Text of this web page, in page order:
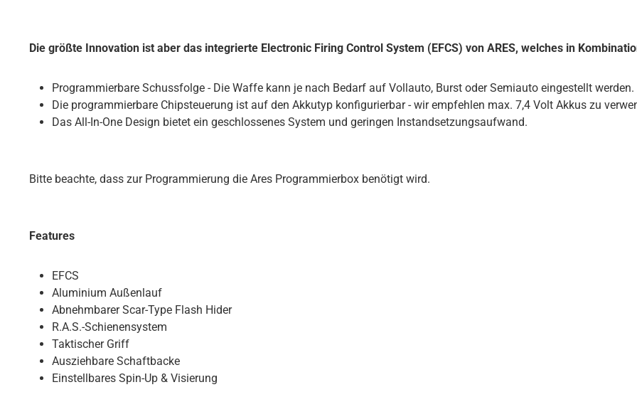
Die größte Innovation ist aber das integrierte Electronic Firing Control System (EFCS) von ARES, welches in
Programmierbare Schussfolge - Die Waffe kann je nach Bedarf auf Vollauto, Burst oder Semiauto eingestellt werden.
Die programmierbare Chipsteuerung ist auf den Akkutyp konfigurierbar - wir empfehlen max. 7,4 Volt Akkus zu
Das All-In-One Design bietet ein geschlossenes System und geringen Instandsetzungsaufwand.
Bitte beachte, dass zur Programmierung die Ares Programmierbox benötigt wird.
Features
EFCS
Aluminium Außenlauf
Abnehmbarer Scar-Type Flash Hider
R.A.S.-Schienensystem
Taktischer Griff
Ausziehbare Schaftbacke
Einstellbares Spin-Up & Visierung